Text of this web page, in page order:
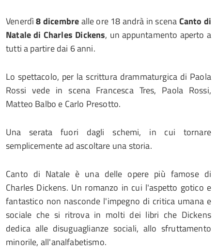
Venerdì8 dicembrealle ore 18 andrà in scenaCanto di
Natale di Charles Dickens, un appuntamento aperto a
tutti a partire dai 6 anni.
Lo spettacolo, per la scrittura drammaturgica di Paola
Rossi vede in scena Francesca Tres, Paola Rossi,
Matteo Balbo e Carlo Presotto.
Una serata fuori dagli schemi, in cui tornare
semplicemente ad ascoltare una storia.
Canto di Natale è una delle opere più famose di
Charles Dickens. Un romanzo in cui l'aspetto gotico e
fantastico non nasconde l'impegno di critica umana e
sociale che si ritrova in molti dei libri che Dickens
dedica alle disuguaglianze sociali, allo sfruttamento
minorile, all'analfabetismo.